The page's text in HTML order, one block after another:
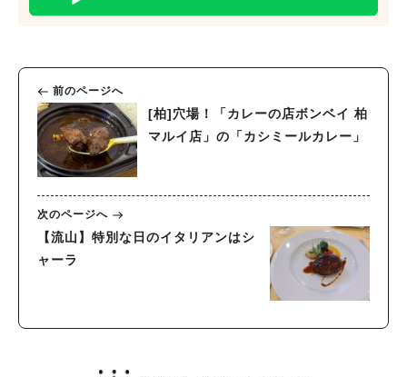
前のページへ
[柏]穴場！「カレーの店ボンベイ 柏
マルイ店」の「カシミールカレー」
次のページへ
【流山】特別な日のイタリアンはシ
ャーラ